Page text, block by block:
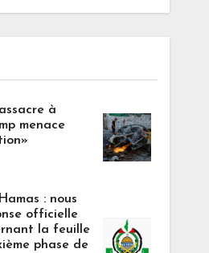
à
menace
: nous
officielle
la feuille
phase de